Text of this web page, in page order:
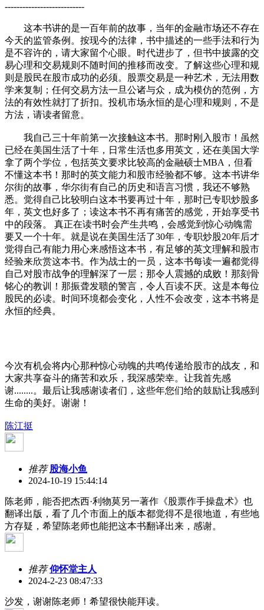
---------------------------
这本书讲的是一百年前的故事，当年的金融市场还不存在
今天的监管条例。按现今的法律，书中描述的一些手法和行为
是不容许的，请大家留个心眼。时代进步了，但书中披露的交
易心理和交易规则不随时间的推移而改变。了解这些心理和规
则是股民在股市成功的必须。股票交易是一种艺术，无法用数
学来复制；任何交易方法一旦公诸与众，成为模仿的范例，方
法的有效性就打了折扣。投机市场永恒的是心理和规则，不是
方法，请读者留意。
我自己三十年前第一次接触这本书。那时刚入股市！虽然
已经在美国生活了十年，日常生活也多用英文，还在美国大学
拿了两个学位，包括英文要求比较高的金融硕士MBA，但看
不懂这本书！那时的英文能力和股市经验都不够。这本书讲华
尔街的故事，华尔街有自己的历史和语言习惯，我还不够熟
悉。觉得自己比较明白这本书要再过十年，那时已专职炒股多
年，英文也好多了；读这本书不再有痛苦的感觉，开始享受书
中的段落。 真正在读书时会产生共鸣，会感觉到惊心动魄需
要又一个十年。就是说在美国生活了30年，专职炒股20年后才
觉得自己有能力用心来感悟这本书，有足够的英文理解和股市
经验来欣赏这本书。作为战士的一员，这本书每读一遍都觉得
自己对股市战争的理解深了一层；那令人震撼的成败！那刻骨
铭心的教训！那振聋发聩的警言，令人百读不厌。这是本每位
股民的必读。时间环境都会变化，人性不会改变，这本书将是
永恒的经典。
今次有机会将内心那种惊心动魄的共鸣传递给股市的战友，和
大家共享奋斗的痛苦和欢乐，我深感荣幸。让我首先感
谢........。最后让我感谢读者们，这些年您们给的鼓励让我感到
生命的美好。谢谢！
陈江挺
推荐股海小鱼
2024-10-19 15:44:14
陈老师，能否把杰西·利物莫另一著作《股票作手操盘术》也
翻译出版，看了几个市面上的版本都觉得不是很地道，有些地
方存疑，希望陈老师也能把这本书翻译出来，感谢。
推荐仰怀堂主人
2024-2-23 08:47:33
沙发，谢谢陈老师！希望很快能拜读。